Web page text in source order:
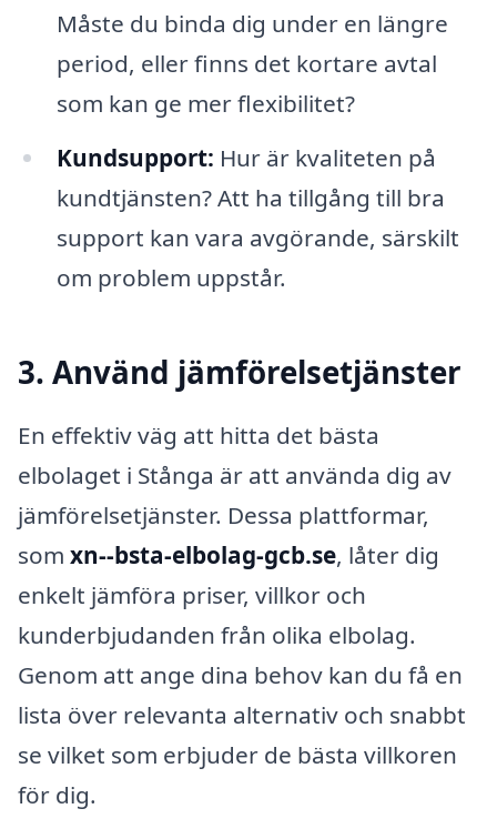
Måste du binda dig under en längre
period, eller finns det kortare avtal
som kan ge mer flexibilitet?
Kundsupport: Hur är kvaliteten på
kundtjänsten? Att ha tillgång till bra
support kan vara avgörande, särskilt
om problem uppstår.
3. Använd jämförelsetjänster
En effektiv väg att hitta det bästa
elbolaget i Stånga är att använda dig av
jämförelsetjänster. Dessa plattformar,
som xn--bsta-elbolag-gcb.se, låter dig
enkelt jämföra priser, villkor och
kunderbjudanden från olika elbolag.
Genom att ange dina behov kan du få en
lista över relevanta alternativ och snabbt
se vilket som erbjuder de bästa villkoren
för dig.